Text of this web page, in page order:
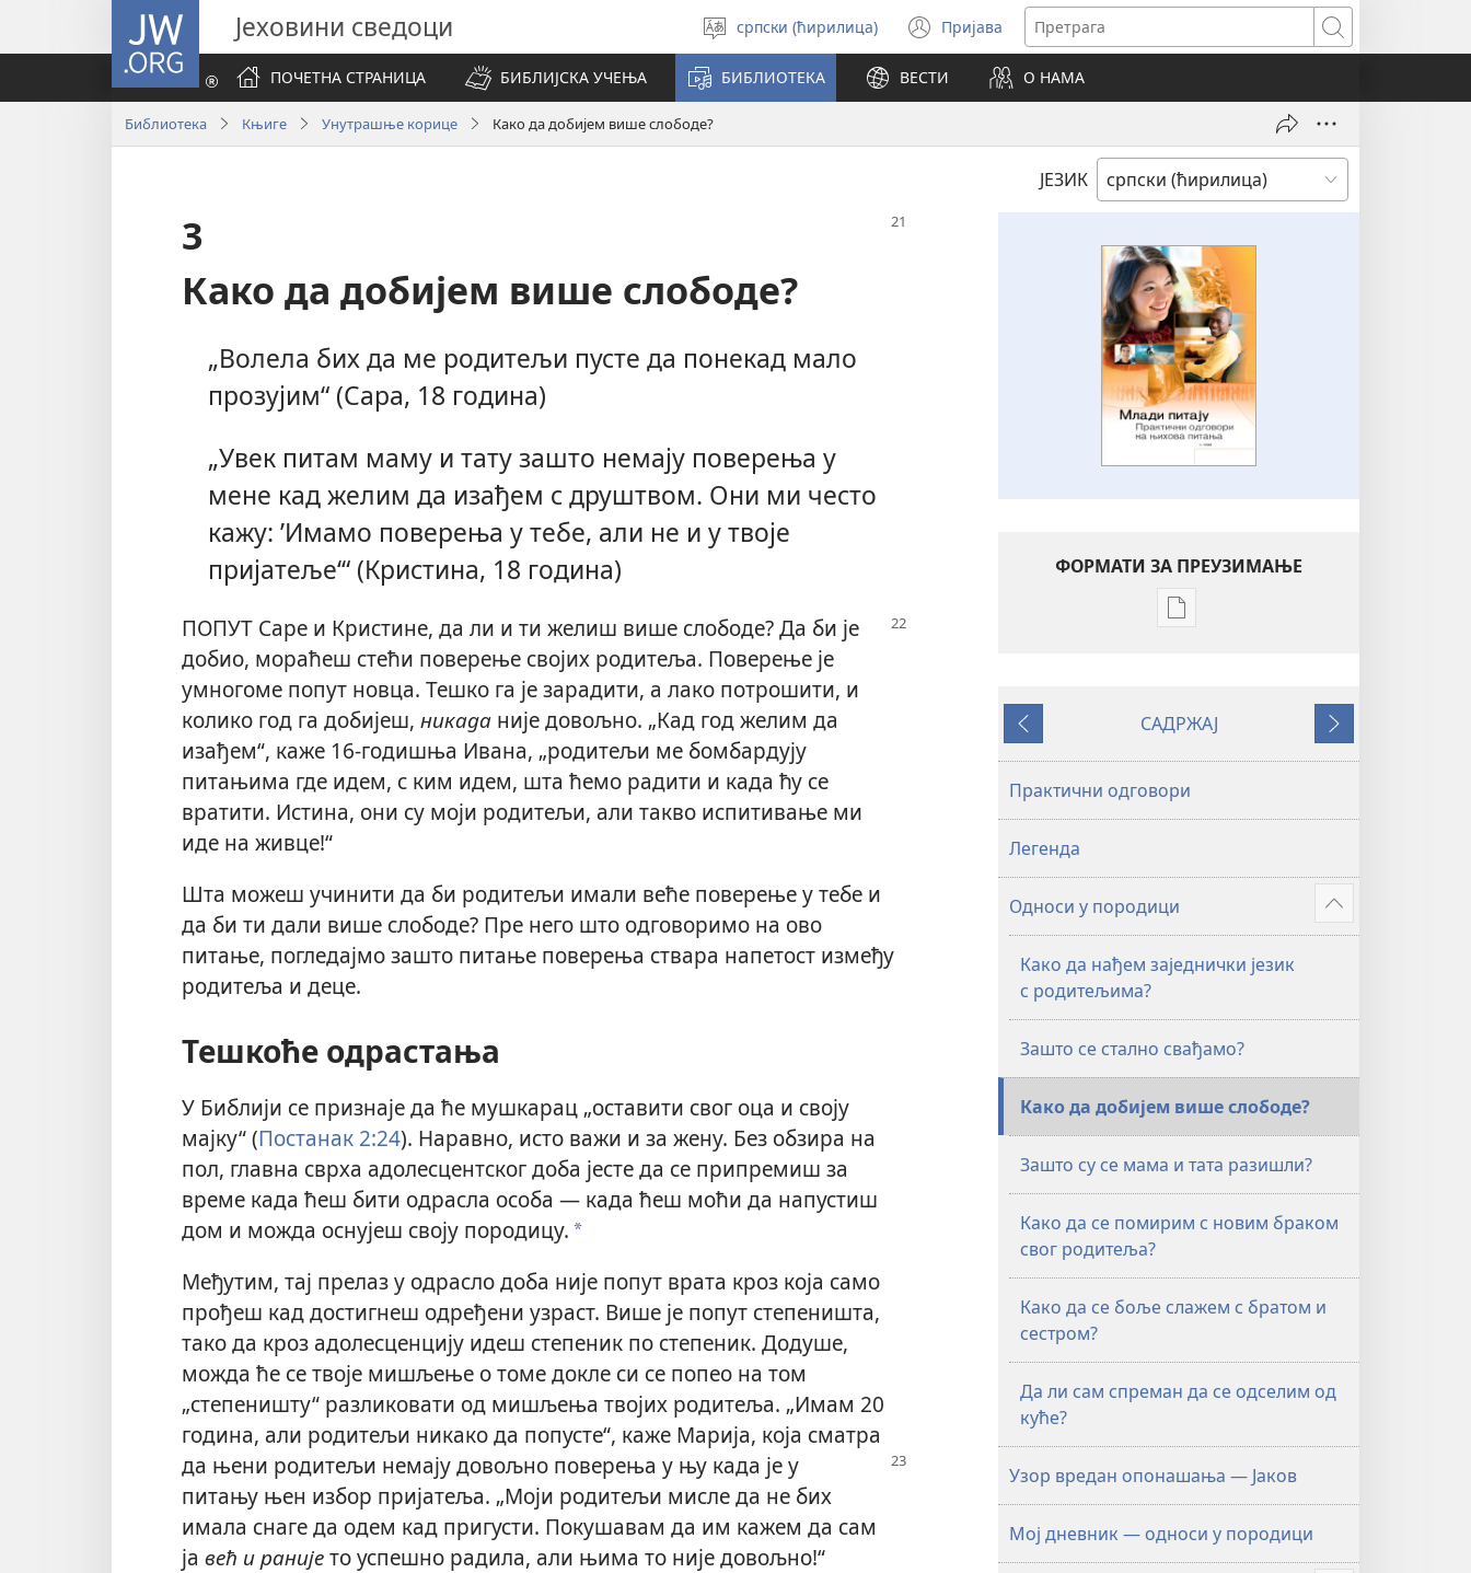
JW.ORG Јеховини сведоци
Изабери
језик
српски (ћирилица) Пријава
(отвара
нови
прозор)
Претрага
ПОЧЕТНА СТРАНИЦА
БИБЛИЈСКА УЧЕЊА БИБЛИОТЕКА ВЕСТИ О НАМА
Библиотека Књиге Унутрашње корице Како да добијем више слободе?
ЈЕЗИК
3
Како да добијем више слободе?
„Волела бих да ме родитељи пусте да понекад мало
прозујим“ (Сара, 18 година)
„Увек питам маму и тату зашто немају поверења у
мене кад желим да изађем с друштвом. Они ми често
кажу: ’Имамо поверења у тебе, али не и у твоје
пријатеље‘“ (Кристина, 18 година)
ПОПУТ Саре и Кристине, да ли и ти желиш више слободе? Да би је
добио, мораћеш стећи поверење својих родитеља. Поверење је
умногоме попут новца. Тешко га је зарадити, а лако потрошити, и
колико год га добијеш, никада није довољно. „Кад год желим да
изађем“, каже 16-годишња Ивана, „родитељи ме бомбардују
питањима где идем, с ким идем, шта ћемо радити и када ћу се
вратити. Истина, они су моји родитељи, али такво испитивање ми
иде на живце!“
Шта можеш учинити да би родитељи имали веће поверење у тебе и
да би ти дали више слободе? Пре него што одговоримо на ово
питање, погледајмо зашто питање поверења ствара напетост између
родитеља и деце.
Тешкоће одрастања
У Библији се признаје да ће мушкарац „оставити свог оца и своју
мајку“ (Постанак 2:24). Наравно, исто важи и за жену. Без обзира на
пол, главна сврха адолесцентског доба јесте да се припремиш за
време када ћеш бити одрасла особа — када ћеш моћи да напустиш
дом и можда оснујеш своју породицу. a
Међутим, тај прелаз у одрасло доба није попут врата кроз која само
прођеш кад достигнеш одређени узраст. Више је попут степеништа,
тако да кроз адолесценцију идеш степеник по степеник. Додуше,
можда ће се твоје мишљење о томе докле си се попео на том
„степеништу“ разликовати од мишљења твојих родитеља. „Имам 20
година, али родитељи никако да попусте“, каже Марија, која сматра
да њени родитељи немају довољно поверења у њу када је у
питању њен избор пријатеља. „Моји родитељи мисле да не бих
имала снаге да одем кад пригусти. Покушавам да им кажем да сам
ја већ и ранијето успешно радила, али њима то није довољно!“
ФОРМАТИ ЗА ПРЕУЗИМАЊЕ
Формати
публикација
Претходно
САДРЖАЈ
Следеће
Практични одговори
Легенда
Односи у породици Више
Како да нађем заједнички језик
с родитељима?
Зашто се стално свађамо?
Како да добијем више слободе?
Зашто су се мама и тата разишли?
Како да се помирим с новим браком
свог родитеља?
Како да се боље слажем с братом и
сестром?
Да ли сам спреман да се одселим од
куће?
Узор вредан опонашања — Јаков
Мој дневник — односи у породици